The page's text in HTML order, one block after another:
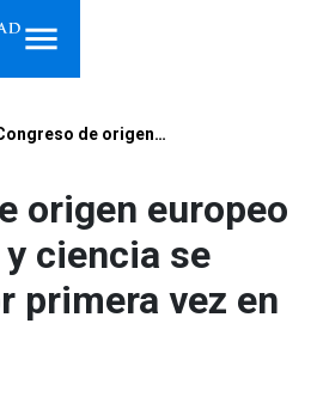
de origen…
origen europeo
ciencia se
primera vez en